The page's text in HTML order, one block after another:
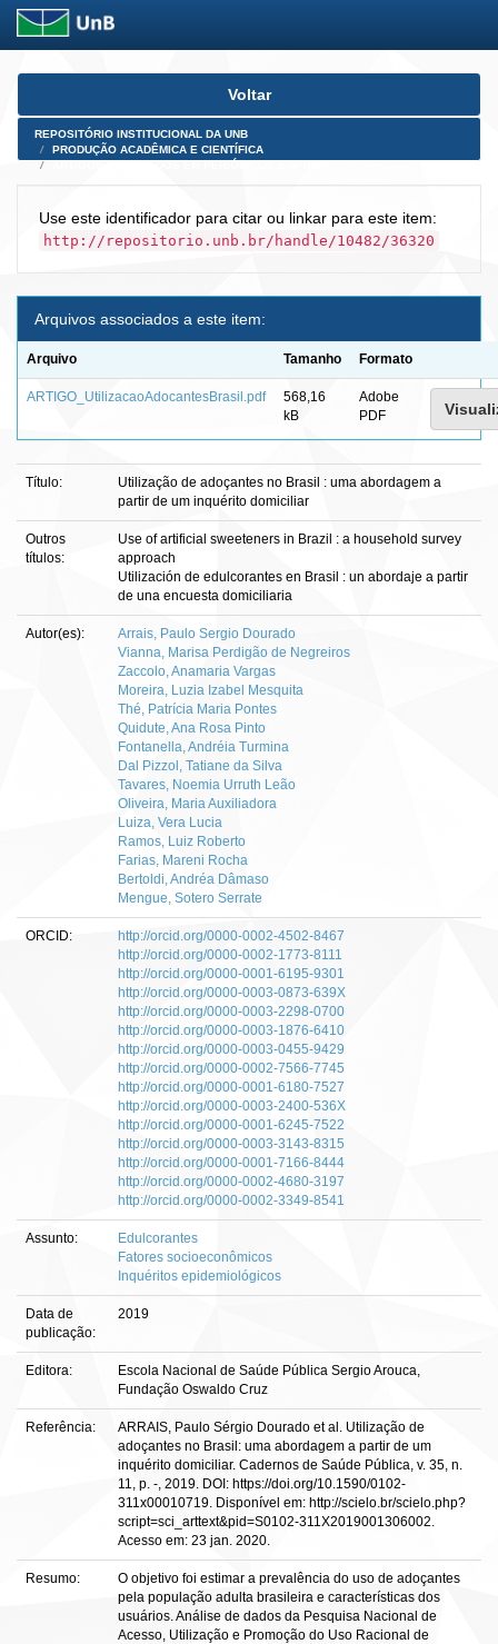
Skip
Voltar
REPOSITÓRIO INSTITUCIONAL DA UNB
PRODUÇÃO ACADÊMICA E CIENTÍFICA
Use este identificador para citar ou linkar para este item:
http://repositorio.unb.br/handle/10482/36320
Arquivos associados a este item:
Arquivo Tamanho Formato
ARTIGO_UtilizacaoAdocantesBrasil.pdf
568,16
kB
Adobe
PDF
Título:
Utilização de adoçantes no Brasil : uma abordagem a
partir de um inquérito domiciliar
Outros
títulos:
Use of artificial sweeteners in Brazil : a household survey
approach
Utilización de edulcorantes en Brasil : un abordaje a partir
de una encuesta domiciliaria
Autor(es):
Arrais, Paulo Sergio Dourado
Vianna, Marisa Perdigão de Negreiros
Zaccolo, Anamaria Vargas
Moreira, Luzia Izabel Mesquita
Thé, Patrícia Maria Pontes
Quidute, Ana Rosa Pinto
Fontanella, Andréia Turmina
Dal Pizzol, Tatiane da Silva
Tavares, Noemia Urruth Leão
Oliveira, Maria Auxiliadora
Luiza, Vera Lucia
Ramos, Luiz Roberto
Farias, Mareni Rocha
Bertoldi, Andréa Dâmaso
Mengue, Sotero Serrate
ORCID:
http://orcid.org/0000-0002-4502-8467
http://orcid.org/0000-0002-1773-8111
http://orcid.org/0000-0001-6195-9301
http://orcid.org/0000-0003-0873-639X
http://orcid.org/0000-0003-2298-0700
http://orcid.org/0000-0003-1876-6410
http://orcid.org/0000-0003-0455-9429
http://orcid.org/0000-0002-7566-7745
http://orcid.org/0000-0001-6180-7527
http://orcid.org/0000-0003-2400-536X
http://orcid.org/0000-0001-6245-7522
http://orcid.org/0000-0003-3143-8315
http://orcid.org/0000-0001-7166-8444
http://orcid.org/0000-0002-4680-3197
http://orcid.org/0000-0002-3349-8541
Assunto:
Edulcorantes
Fatores socioeconômicos
Inquéritos epidemiológicos
Data de
publicação:
2019
Editora:
Escola Nacional de Saúde Pública Sergio Arouca,
Fundação Oswaldo Cruz
Referência:
ARRAIS, Paulo Sérgio Dourado et al. Utilização de
adoçantes no Brasil: uma abordagem a partir de um
inquérito domiciliar. Cadernos de Saúde Pública, v. 35, n.
11, p. -, 2019. DOI: https://doi.org/10.1590/0102-
311x00010719. Disponível em: http://scielo.br/scielo.php?
script=sci_arttext&pid=S0102-311X2019001306002.
Acesso em: 23 jan. 2020.
Resumo:
O objetivo foi estimar a prevalência do uso de adoçantes
pela população adulta brasileira e características dos
usuários. Análise de dados da Pesquisa Nacional de
Acesso, Utilização e Promoção do Uso Racional de